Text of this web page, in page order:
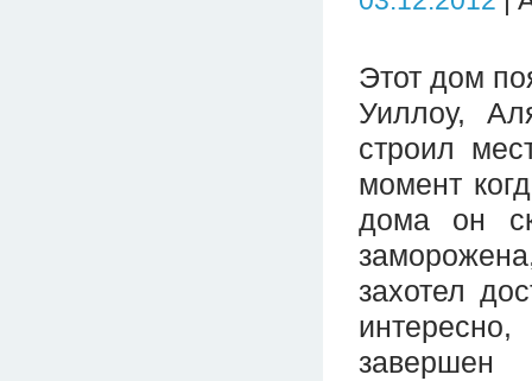
Этот дом
Уиллоу,
строил
момент
дома он
захотел
завершен